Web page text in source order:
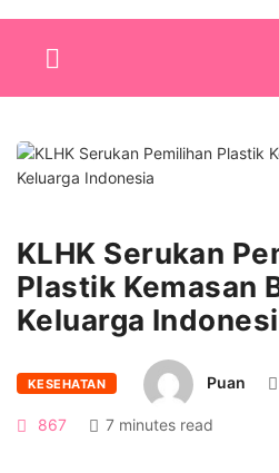
KLHK Serukan
Plastik Kemasan
Keluarga
KESEHATAN Puan
867 7 minutes read